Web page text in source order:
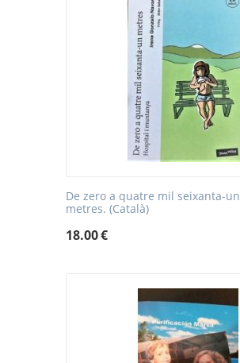
De zero a quatre mil seixanta-un
metres. (Català)
18.00€